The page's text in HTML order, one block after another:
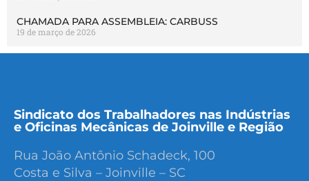
CHAMADA PARA ASSEMBLEIA: CARBUSS
19 de março de 2026
Sindicato dos Trabalhadores nas Indústrias
e Oficinas Mecânicas de Joinville e Região
Rua João Antônio Schadeck, 100
Costa e Silva – Joinville – SC